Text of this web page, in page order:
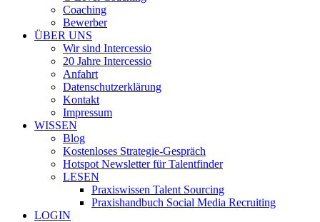
Coaching
Bewerber
ÜBER UNS
Wir sind Intercessio
20 Jahre Intercessio
Anfahrt
Datenschutzerklärung
Kontakt
Impressum
WISSEN
Blog
Kostenloses Strategie-Gespräch
Hotspot Newsletter für Talentfinder
LESEN
Praxiswissen Talent Sourcing
Praxishandbuch Social Media Recruiting
LOGIN